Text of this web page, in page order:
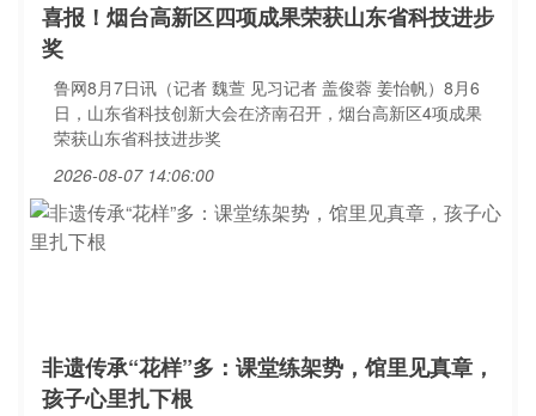
喜报！烟台高新区四项成果荣获山东省科技进步
奖
鲁网8月7日讯（记者 魏萱 见习记者 盖俊蓉 姜怡帆）8月6
日，山东省科技创新大会在济南召开，烟台高新区4项成果
荣获山东省科技进步奖
2026-08-07 14:06:00
非遗传承“花样”多：课堂练架势，馆里见真章，
孩子心里扎下根